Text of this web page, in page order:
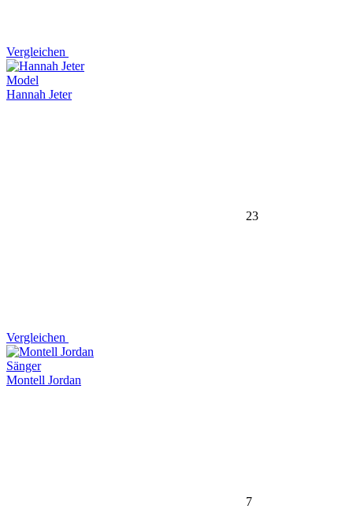
Vergleichen
Model
Hannah Jeter
23
Vergleichen
Sänger
Montell Jordan
7